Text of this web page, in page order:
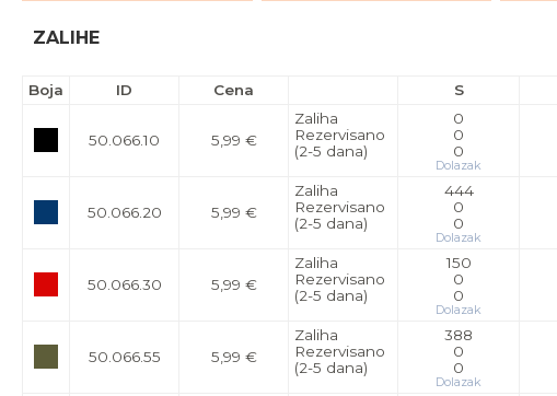
ZALIHE
Boja ID Cena S
50.066.10 5,99 €
Zaliha
Rezervisano
(2-5 dana)
0
0
0
Dolazak
50.066.20 5,99 €
Zaliha
Rezervisano
(2-5 dana)
444
0
0
Dolazak
50.066.30 5,99 €
Zaliha
Rezervisano
(2-5 dana)
150
0
0
Dolazak
50.066.55 5,99 €
Zaliha
Rezervisano
(2-5 dana)
388
0
0
Dolazak